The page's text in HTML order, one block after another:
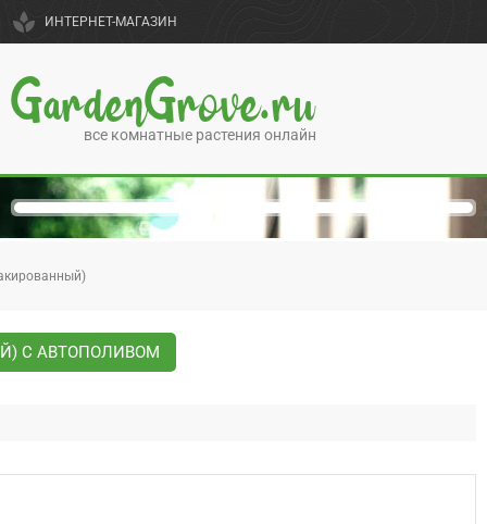
spa ИНТЕРНЕТ-МАГАЗИН
GardenGrove.ru
все комнатные растения онлайн
С АВТОПОЛИВОМ